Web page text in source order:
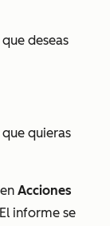
deseas
que quieras
Acciones
informe se